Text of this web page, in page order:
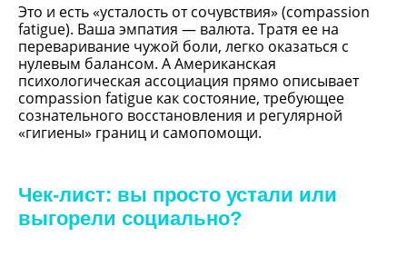
Это и есть «усталость от сочувствия» (compassion
fatigue). Ваша эмпатия — валюта. Тратя ее на
переваривание чужой боли, легко оказаться с
нулевым балансом. А Американская
психологическая ассоциация прямо описывает
compassion fatigue как состояние, требующее
сознательного восстановления и регулярной
«гигиены» границ и самопомощи.
Чек-лист: вы просто устали или
выгорели социально?